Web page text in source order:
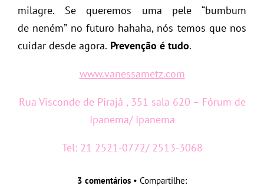
milagre. Se queremos uma pele “bumbum
de neném” no futuro hahaha, nós temos que nos
cuidar desde agora. Prevenção é tudo.
www.vanessametz.com
Rua Visconde de Pirajá , 351 sala 620 – Fórum de
Ipanema/ Ipanema
Tel: 21 2521-0772/ 2513-3068
3 comentários • Compartilhe: